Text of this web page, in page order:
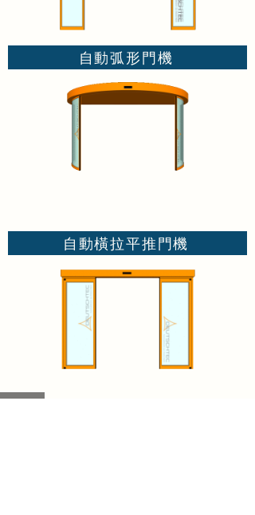
自動弧形門機
自動橫拉平推門機